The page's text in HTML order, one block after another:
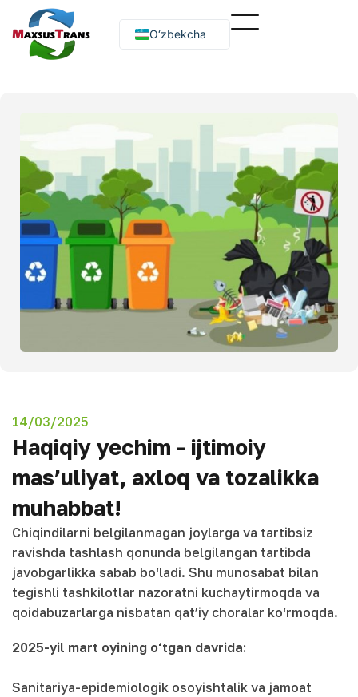
O‘zbekcha
Русский
14/03/2025
Haqiqiy yechim - ijtimoiy
mas’uliyat, axloq va tozalikka
muhabbat!
Chiqindilarni belgilanmagan joylarga va tartibsiz
ravishda tashlash qonunda belgilangan tartibda
javobgarlikka sabab bo‘ladi. Shu munosabat bilan
tegishli tashkilotlar nazoratni kuchaytirmoqda va
qoidabuzarlarga nisbatan qat’iy choralar ko‘rmoqda.
2025-yil mart oyining o‘tgan davrida:
Sanitariya-epidemiologik osoyishtalik va jamoat